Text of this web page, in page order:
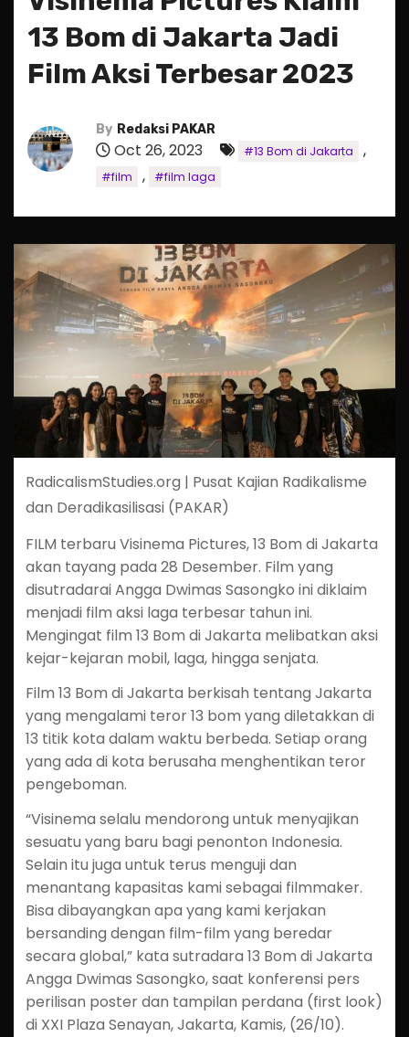
13 Bom di Jakarta Jadi
Film Aksi Terbesar 2023
By Redaksi PAKAR
Oct 26, 2023 #13 Bom di Jakarta ,
#film , #film laga
RadicalismStudies.org | Pusat Kajian Radikalisme
dan Deradikasilisasi (PAKAR)
FILM terbaru Visinema Pictures, 13 Bom di Jakarta
akan tayang pada 28 Desember. Film yang
disutradarai Angga Dwimas Sasongko ini diklaim
menjadi film aksi laga terbesar tahun ini.
Mengingat film 13 Bom di Jakarta melibatkan aksi
kejar-kejaran mobil, laga, hingga senjata.
Film 13 Bom di Jakarta berkisah tentang Jakarta
yang mengalami teror 13 bom yang diletakkan di
13 titik kota dalam waktu berbeda. Setiap orang
yang ada di kota berusaha menghentikan teror
pengeboman.
“Visinema selalu mendorong untuk menyajikan
sesuatu yang baru bagi penonton Indonesia.
Selain itu juga untuk terus menguji dan
menantang kapasitas kami sebagai filmmaker.
Bisa dibayangkan apa yang kami kerjakan
bersanding dengan film-film yang beredar
secara global,” kata sutradara 13 Bom di Jakarta
Angga Dwimas Sasongko, saat konferensi pers
perilisan poster dan tampilan perdana (first look)
di XXI Plaza Senayan, Jakarta, Kamis, (26/10).